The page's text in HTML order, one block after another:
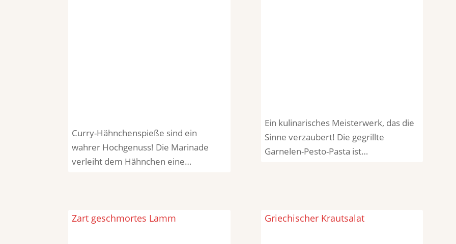
Curry-Hähnchenspieße sind ein
wahrer Hochgenuss! Die Marinade
verleiht dem Hähnchen eine…
Ein kulinarisches Meisterwerk, das die
Sinne verzaubert! Die gegrillte
Garnelen-Pesto-Pasta ist…
Zart geschmortes Lamm Griechischer Krautsalat